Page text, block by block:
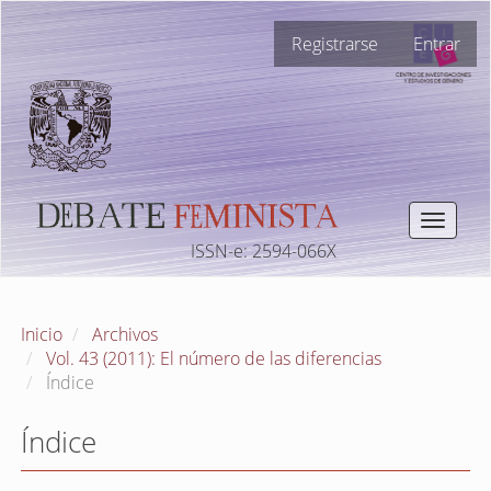
Navegación
principal
Contenido
principal
Barra
lateral
Registrarse Entrar
Toggle
ISSN-e: 2594-066X
Inicio
Archivos
Vol. 43 (2011): El número de las diferencias
Índice
Índice